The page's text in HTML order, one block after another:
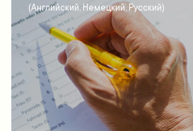
(Английский, Немецкий, Русский)